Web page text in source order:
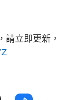
請立即更新，